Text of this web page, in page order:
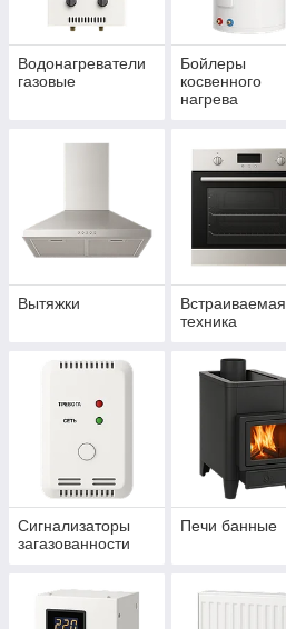
Водонагреватели
газовые
Бойлеры
косвенного
нагрева
Вытяжки
Встраиваемая
техника
Сигнализаторы
загазованности
Печи банные